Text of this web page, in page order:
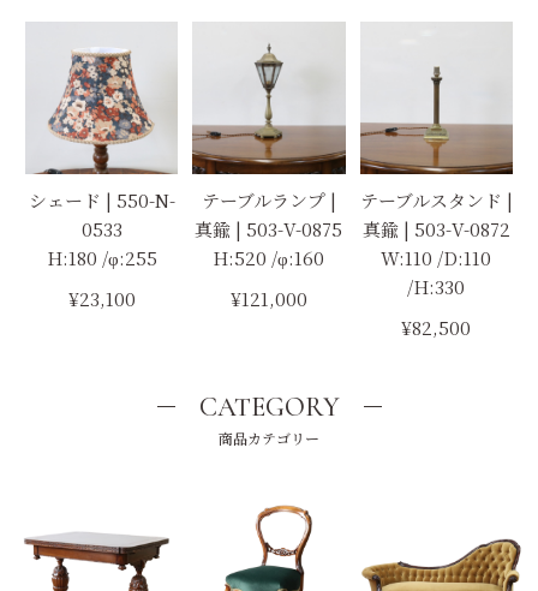
シェード | 550-N-
0533
H:180 /φ:255
¥23,100
テーブルランプ |
真鍮 | 503-V-0875
H:520 /φ:160
¥121,000
テーブルスタンド |
真鍮 | 503-V-0872
W:110 /D:110
/H:330
¥82,500
CATEGORY
商品カテゴリー